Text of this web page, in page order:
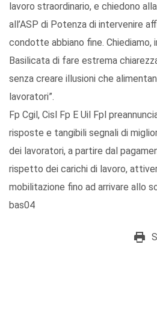
lavoro straordinario, e chiedono
all’ASP di Potenza di intervenire
condotte abbiano fine. Chiediamo,
Basilicata di fare estrema
senza creare illusioni che
lavoratori”.
Fp Cgil, Cisl Fp E Uil Fpl
risposte e tangibili segnali di
dei lavoratori, a partire dal
rispetto dei carichi di lavoro,
mobilitazione fino ad arrivare allo
bas04